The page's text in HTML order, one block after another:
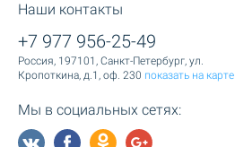
Наши контакты
+7 977 956-25-49
Россия, 197101, Санкт-Петербург, ул.
Кропоткина, д.1, оф. 230 показать на карте
Мы в социальных сетях: